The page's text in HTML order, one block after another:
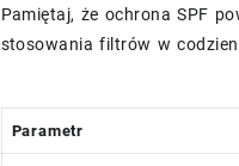
Pamiętaj, że ochrona SPF
stosowania filtrów w
Parametr